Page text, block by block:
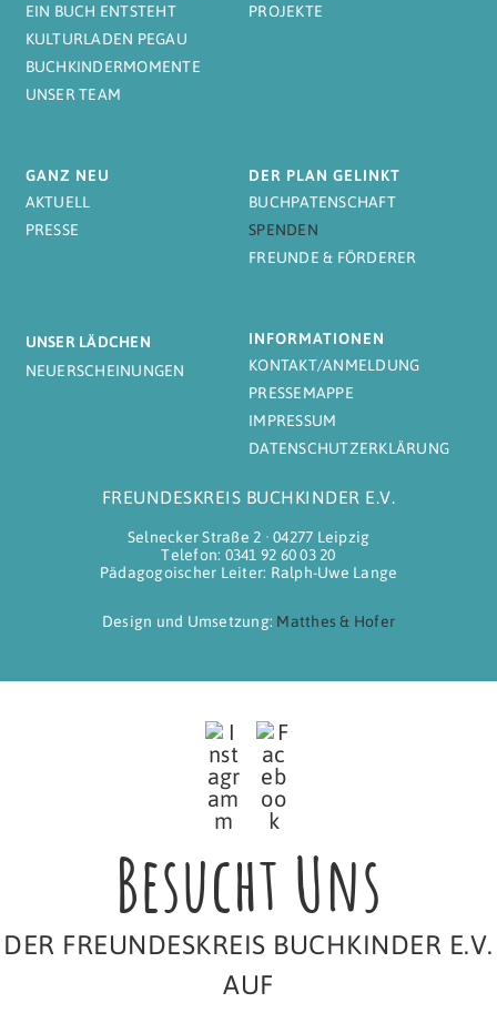
EIN BUCH ENTSTEHT
KULTURLADEN PEGAU
BUCHKINDERMOMENTE
UNSER TEAM
PROJEKTE
GANZ NEU
AKTUELL
PRESSE
DER PLAN GELINKT
BUCHPATENSCHAFT
SPENDEN
FREUNDE & FÖRDERER
UNSER LÄDCHEN
NEUERSCHEINUNGEN
INFORMATIONEN
KONTAKT/ANMELDUNG
PRESSEMAPPE
IMPRESSUM
DATENSCHUTZERKLÄRUNG
FREUNDESKREIS BUCHKINDER E.V.
Selnecker Straße 2 ∙ 04277 Leipzig
Telefon: 0341 92 60 03 20
Pädagogoischer Leiter: Ralph-Uwe Lange
Design und Umsetzung: Matthes & Hofer
Besucht Uns
DER FREUNDESKREIS BUCHKINDER E.V.
AUF